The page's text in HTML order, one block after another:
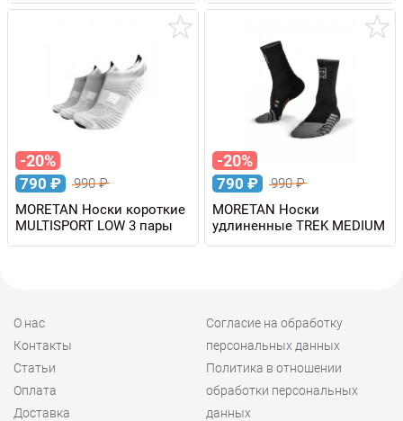
-20%
790 ₽ 990₽
MORETAN Носки короткие
MULTISPORT LOW 3 пары
-20%
790 ₽ 990₽
MORETAN Носки
удлиненные TREK MEDIUM
О нас
Контакты
Статьи
Оплата
Доставка
Согласие на обработку
персональных данных
Политика в отношении
обработки персональных
данных